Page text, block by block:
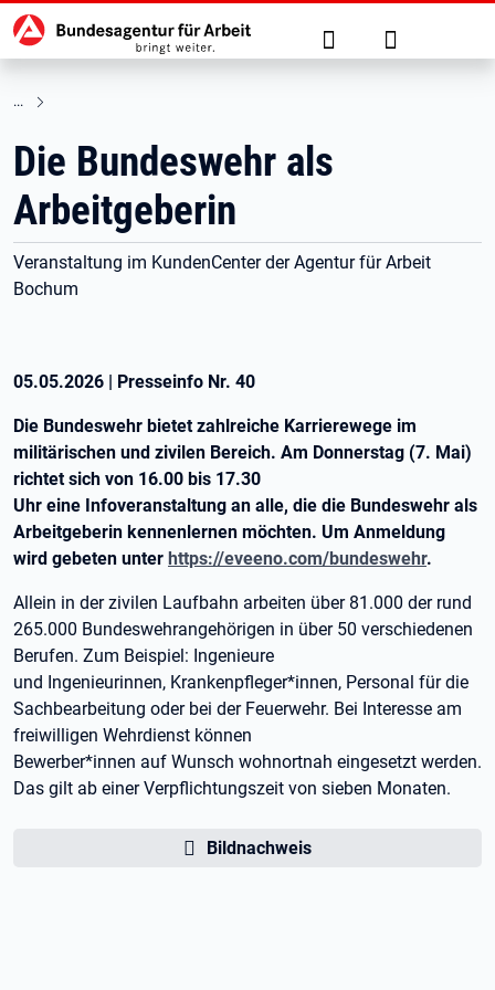
zu den Hauptinhalten springen
Hauptnavigation Suche Anmelden
Die Bundeswehr als
Arbeitgeberin
Veranstaltung im KundenCenter der Agentur für Arbeit
Bochum
05.05.2026 | Presseinfo Nr. 40
Die Bundeswehr bietet zahlreiche Karrierewege im
militärischen und zivilen Bereich. Am Donnerstag (7. Mai)
richtet sich von 16.00 bis 17.30
Uhr eine Infoveranstaltung an alle, die die Bundeswehr als
Arbeitgeberin kennenlernen möchten. Um Anmeldung
wird gebeten unter https://eveeno.com/bundeswehr.
Allein in der zivilen Laufbahn arbeiten über 81.000 der rund
265.000 Bundeswehrangehörigen in über 50 verschiedenen
Berufen. Zum Beispiel: Ingenieure
und Ingenieurinnen, Krankenpfleger*innen, Personal für die
Sachbearbeitung oder bei der Feuerwehr. Bei Interesse am
freiwilligen Wehrdienst können
Bewerber*innen auf Wunsch wohnortnah eingesetzt werden.
Das gilt ab einer Verpflichtungszeit von sieben Monaten.
Bildnachweis